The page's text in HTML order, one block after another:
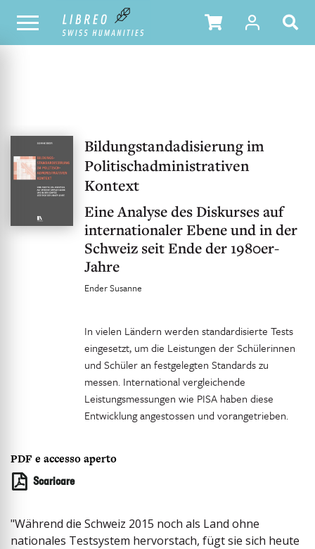
OUR CATALOGUE TABLE OF CONTENTS
Bildungstandadisierung im
Politischadministrativen
Kontext
Eine Analyse des Diskurses auf
internationaler Ebene und in der
Schweiz seit Ende der 1980er-
Jahre
Ender Susanne
In vielen Ländern werden standardisierte Tests
eingesetzt, um die Leistungen der Schülerinnen
und Schüler an festgelegten Standards zu
messen. International vergleichende
Leistungsmessungen wie PISA haben diese
Entwicklung angestossen und vorangetrieben.
PDF e accesso aperto
Scaricare
"Während die Schweiz 2015 noch als Land ohne
nationales Testsystem hervorstach, fügt sie sich heute